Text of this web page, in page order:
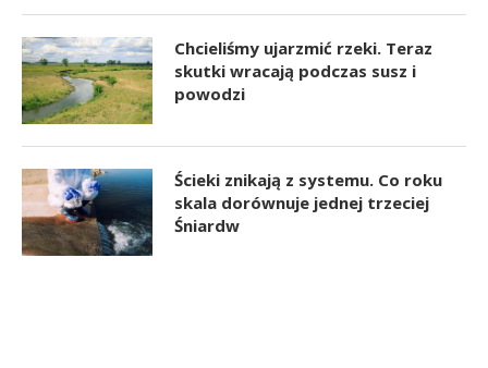
Chcieliśmy ujarzmić rzeki. Teraz
skutki wracają podczas susz i
powodzi
Ścieki znikają z systemu. Co roku
skala dorównuje jednej trzeciej
Śniardw